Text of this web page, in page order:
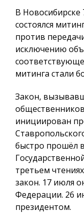
В Новосибирске
состоялся
против
исключению
митинга стали
Закон,
инициирован
быстро прошёл
третьем
закон. 17 июля
Федерации. 26
президентом.